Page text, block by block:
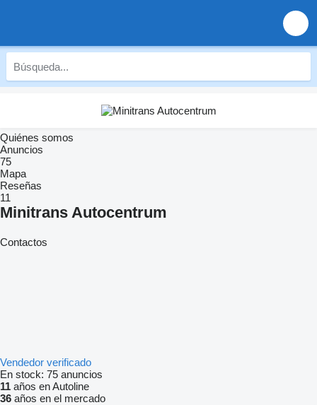
Quiénes somos
Anuncios
75
Mapa
Reseñas
11
Minitrans Autocentrum
Contactos
Vendedor verificado
En stock: 75 anuncios
11 años en Autoline
36 años en el mercado